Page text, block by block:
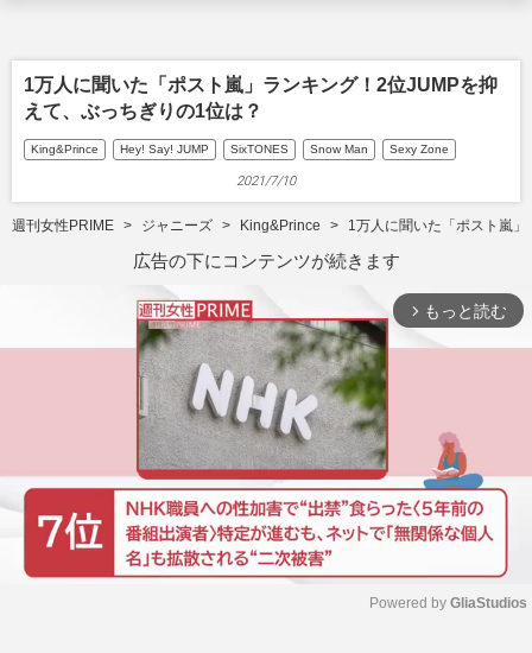
1万人に聞いた「ポスト嵐」ランキング！2位JUMPを抑
えて、ぶっちぎりの1位は？
King&Prince Hey! Say! JUMP SixTONES Snow Man Sexy Zone
2021/7/10
週刊女性PRIME ジャニーズ King&Prince 1万人に聞いた「ポスト嵐
広告の下にコンテンツが続きます
arrow_forward_ios もっと読む
Powered by GliaStudios